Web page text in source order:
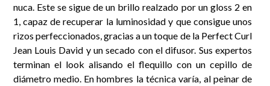
nuca. Este se sigue de un brillo realzado por un gloss 2 en
1, capaz de recuperar la luminosidad y que consigue unos
rizos perfeccionados, gracias a un toque de la Perfect Curl
Jean Louis David y un secado con el difusor. Sus expertos
terminan el look alisando el flequillo con un cepillo de
diámetro medio. En hombres la técnica varía, al peinar de